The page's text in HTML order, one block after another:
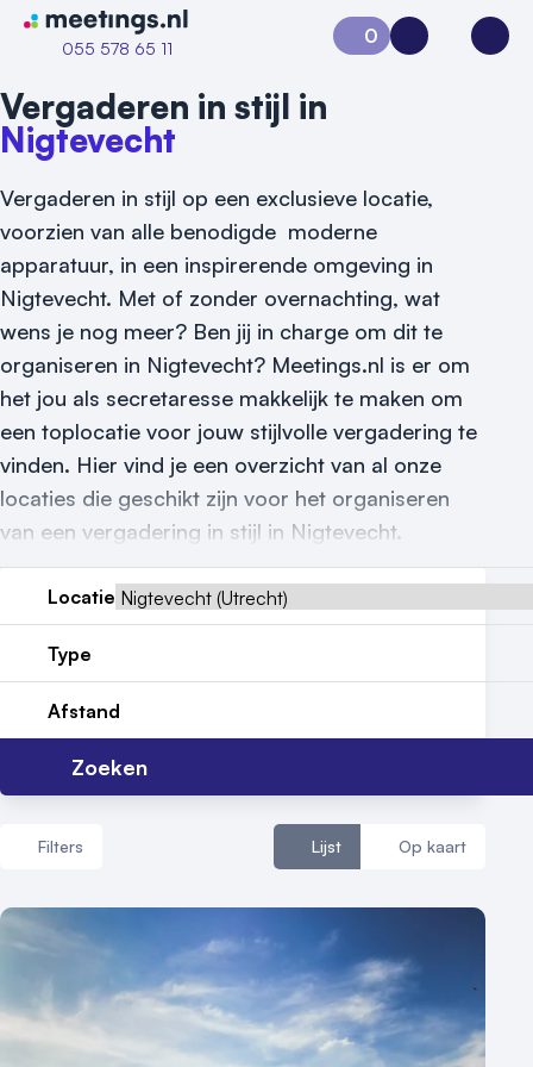
Naar home van Meetings
055 578 65 11
Vraag locatie aan
Locatiegids
Meld locatie aan
Nieuws
Contact
0
Aanvraag 0Inloggen
Vergaderen in stijl in
Nigtevecht
Vergaderen in stijl op een exclusieve locatie,
voorzien van alle benodigde moderne
apparatuur, in een inspirerende omgeving in
Nigtevecht. Met of zonder overnachting, wat
wens je nog meer? Ben jij in charge om dit te
organiseren in Nigtevecht? Meetings.nl is er om
het jou als secretaresse makkelijk te maken om
een toplocatie voor jouw stijlvolle vergadering te
vinden. Hier vind je een overzicht van al onze
locaties die geschikt zijn voor het organiseren
van een vergadering in stijl in Nigtevecht.
Locatie
Type
Afstand
Zoeken
Filters Lijst Op kaart
Aantal zalen
1 - 5 zalen
6 - 10 zalen
10 of meer zalen